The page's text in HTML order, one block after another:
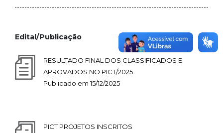
Edital/Publicação
RESULTADO FINAL DOS CLASSIFICADOS E
APROVADOS NO PICT/2025
Publicado em 15/12/2025
PICT PROJETOS INSCRITOS